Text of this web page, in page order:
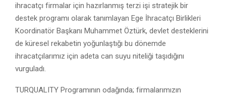
ihracatçı firmalar için hazırlanmış terzi işi stratejik bir
destek programı olarak tanımlayan Ege İhracatçı Birlikleri
Koordinatör Başkanı Muhammet Öztürk, devlet desteklerini
de küresel rekabetin yoğunlaştığı bu dönemde
ihracatçılarımız için adeta can suyu niteliği taşıdığını
vurguladı.
TURQUALITY Programının odağında; firmalarımızın